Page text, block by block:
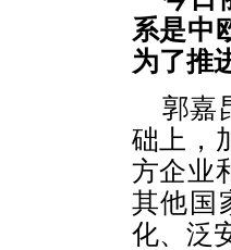
系是中
为了推
郭嘉
础上，
方企业
其他国
化、泛